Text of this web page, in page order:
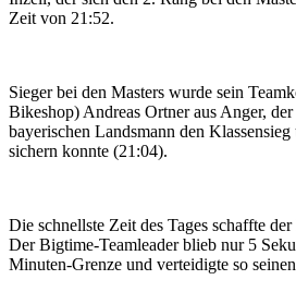
Zeit von 21:52.
Sieger bei den Masters wurde sein
Bikeshop) Andreas Ortner aus Anger,
bayerischen Landsmann den
sichern konnte (21:04).
Die schnellste Zeit des Tages schaffte
Der Bigtime-Teamleader blieb nur 5
Minuten-Grenze und verteidigte so